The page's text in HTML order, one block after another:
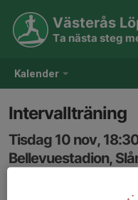
Kalender
Västerås
Ta nästa steg
Intervallträning
Tisdag 10 nov,
Bellevuestadion,